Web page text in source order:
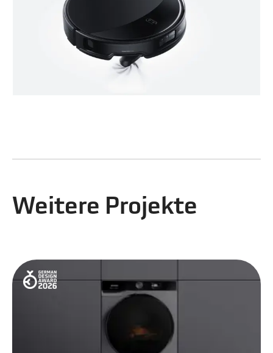
Weitere Projekte